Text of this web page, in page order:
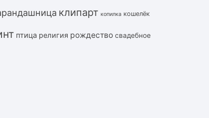
клипарт копилка кошелёк
птица религия рождество свадебное